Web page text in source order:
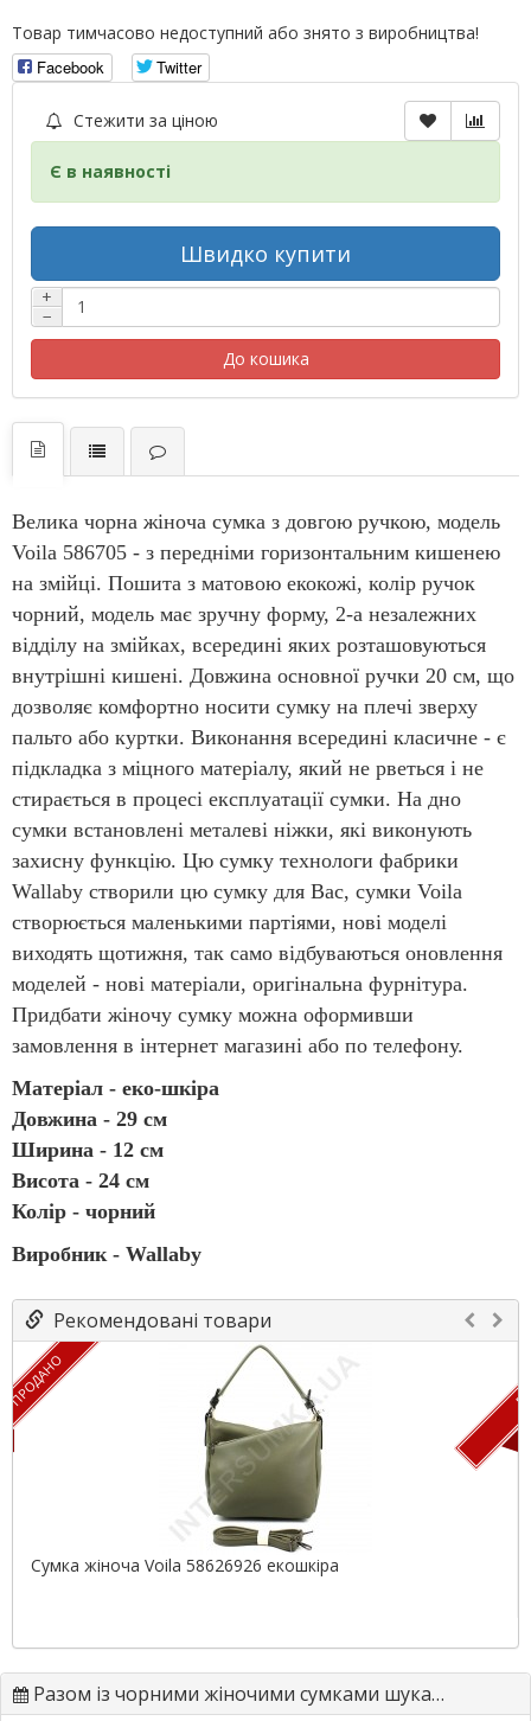
Товар тимчасово недоступний або знято з виробництва!
Facebook
Twitter
Стежити за ціною
Є в наявності
Швидко купити
+
−
До кошика
Велика чорна жіноча сумка з довгою ручкою, модель
Voila 586705 - з передніми горизонтальним кишенею
на змійці. Пошита з матовою екокожі, колір ручок
чорний, модель має зручну форму, 2-а незалежних
відділу на змійках, всередині яких розташовуються
внутрішні кишені. Довжина основної ручки 20 см, що
дозволяє комфортно носити сумку на плечі зверху
пальто або куртки. Виконання всередині класичне - є
підкладка з міцного матеріалу, який не рветься і не
стирається в процесі експлуатації сумки. На дно
сумки встановлені металеві ніжки, які виконують
захисну функцію. Цю сумку технологи фабрики
Wallaby створили цю сумку для Вас, сумки Voila
створюється маленькими партіями, нові моделі
виходять щотижня, так само відбуваються оновлення
моделей - нові матеріали, оригінальна фурнітура.
Придбати жіночу сумку можна оформивши
замовлення в інтернет магазині або по телефону.
Матеріал - еко-шкіра
Довжина - 29 см
Ширина - 12 см
Висота - 24 см
Колір - чорний
Виробник - Wallaby
Рекомендовані товари
ПРОДАНО
Сумка жіноча Voila 58626926 екошкіра
Разом із чорними жіночими сумками шукають